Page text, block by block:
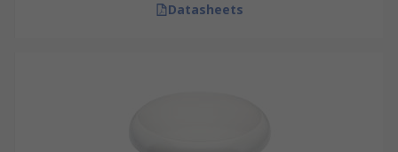
Datasheets